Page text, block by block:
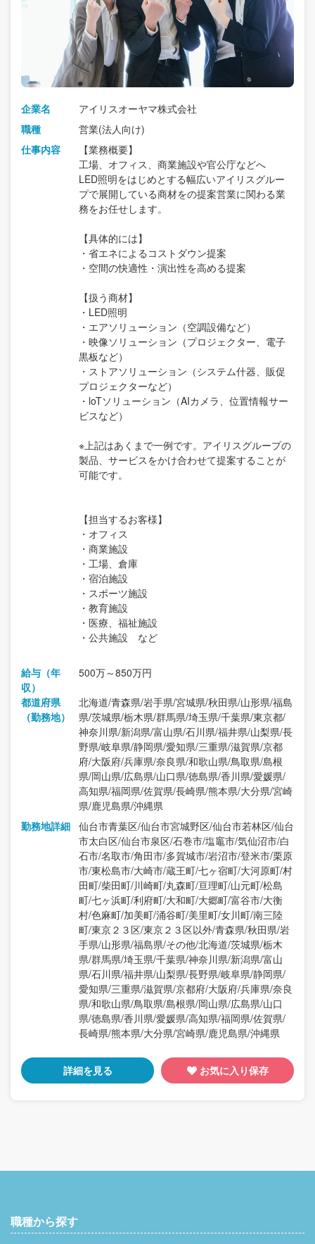
企業名
アイリスオーヤマ株式会社
職種
営業(法人向け)
仕事内容
【業務概要】
工場、オフィス、商業施設や官公庁などへ
LED照明をはじめとする幅広いアイリスグルー
プで展開している商材をの提案営業に関わる業
務をお任せします。
【具体的には】
・省エネによるコストダウン提案
・空間の快適性・演出性を高める提案
【扱う商材】
・LED照明
・エアソリューション（空調設備など）
・映像ソリューション（プロジェクター、電子
黒板など）
・ストアソリューション（システム什器、販促
プロジェクターなど）
・loTソリューション（AIカメラ、位置情報サー
ビスなど）
※上記はあくまで一例です。アイリスグループの
製品、サービスをかけ合わせて提案することが
可能です。
【担当するお客様】
・オフィス
・商業施設
・工場、倉庫
・宿泊施設
・スポーツ施設
・教育施設
・医療、福祉施設
・公共施設 など
給与（年
収）
500万～850万円
都道府県
（勤務地）
北海道/青森県/岩手県/宮城県/秋田県/山形県/福島
県/茨城県/栃木県/群馬県/埼玉県/千葉県/東京都/
神奈川県/新潟県/富山県/石川県/福井県/山梨県/長
野県/岐阜県/静岡県/愛知県/三重県/滋賀県/京都
府/大阪府/兵庫県/奈良県/和歌山県/鳥取県/島根
県/岡山県/広島県/山口県/徳島県/香川県/愛媛県/
高知県/福岡県/佐賀県/長崎県/熊本県/大分県/宮崎
県/鹿児島県/沖縄県
勤務地詳細 仙台市青葉区/仙台市宮城野区/仙台市若林区/仙台
市太白区/仙台市泉区/石巻市/塩竈市/気仙沼市/白
石市/名取市/角田市/多賀城市/岩沼市/登米市/栗原
市/東松島市/大崎市/蔵王町/七ヶ宿町/大河原町/村
田町/柴田町/川崎町/丸森町/亘理町/山元町/松島
町/七ヶ浜町/利府町/大和町/大郷町/富谷市/大衡
村/色麻町/加美町/涌谷町/美里町/女川町/南三陸
町/東京２３区/東京２３区以外/青森県/秋田県/岩
手県/山形県/福島県/その他/北海道/茨城県/栃木
県/群馬県/埼玉県/千葉県/神奈川県/新潟県/富山
県/石川県/福井県/山梨県/長野県/岐阜県/静岡県/
愛知県/三重県/滋賀県/京都府/大阪府/兵庫県/奈良
県/和歌山県/鳥取県/島根県/岡山県/広島県/山口
県/徳島県/香川県/愛媛県/高知県/福岡県/佐賀県/
長崎県/熊本県/大分県/宮崎県/鹿児島県/沖縄県
詳細を見る お気に入り保存
職種から探す